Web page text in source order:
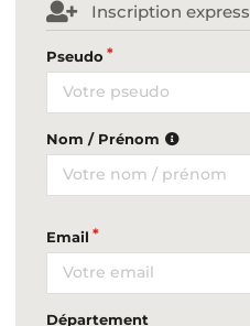
Inscription express
Pseudo
Nom / Prénom
Email
Département